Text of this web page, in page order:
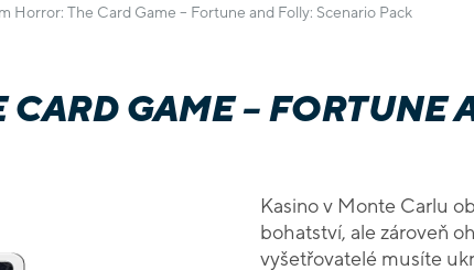
Horror: The Card Game – Fortune and Folly: Scenario Pack
GAME – FORTUNE
Kasino v Monte Carlu
bohatství, ale zároveň
vyšetřovatelé musíte